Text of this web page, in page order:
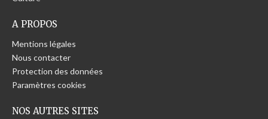
A PROPOS
Mentions légales
Nous contacter
Protection des données
Paramètres cookies
NOS AUTRES SITES